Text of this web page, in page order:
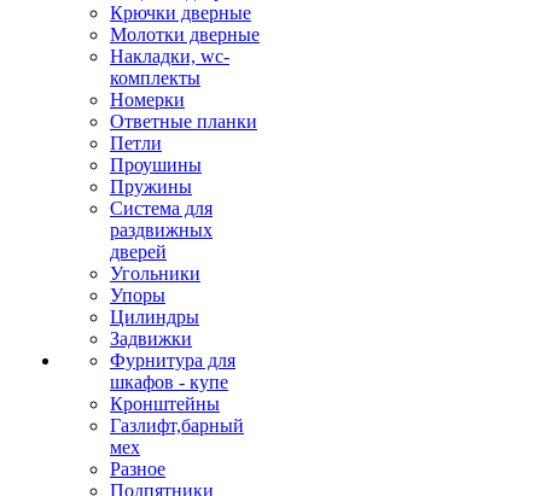
Крючки дверные
Молотки дверные
Накладки, wc-
комплекты
Номерки
Ответные планки
Петли
Проушины
Пружины
Система для
раздвижных
дверей
Угольники
Упоры
Цилиндры
Задвижки
Фурнитура для
шкафов - купе
Кронштейны
Газлифт,барный
мех
Разное
Подпятники